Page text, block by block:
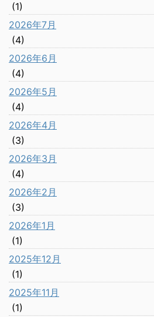
(1)
2026年7月
(4)
2026年6月
(4)
2026年5月
(4)
2026年4月
(3)
2026年3月
(4)
2026年2月
(3)
2026年1月
(1)
2025年12月
(1)
2025年11月
(1)